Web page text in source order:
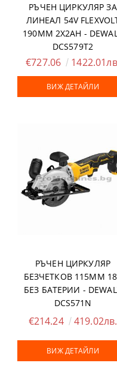
РЪЧЕН ЦИРКУЛЯР ЗА
ЛИНЕАЛ 54V
190ММ 2X2AH -
DCS579T2
€727.06
ВИЖ ДЕТАЙЛИ
РЪЧЕН ЦИРКУЛЯР
БЕЗЧЕТКОВ 115ММ
БЕЗ БАТЕРИИ -
DCS571N
€214.24 419.02лв.
ВИЖ ДЕТАЙЛИ